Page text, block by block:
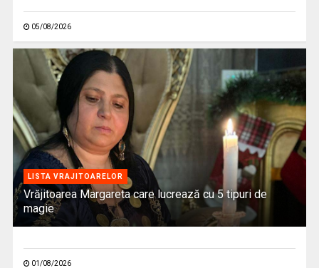
05/08/2026
LISTA VRAJITOARELOR
Vrăjitoarea Margareta care lucrează cu 5 tipuri de
magie
01/08/2026